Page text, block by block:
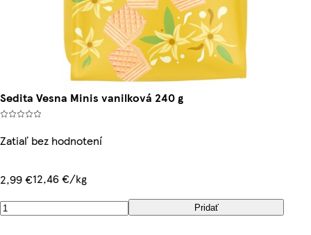
Sedita Vesna Minis vanilková 240 g
Zatiaľ bez hodnotení
2,99 €12,46 €/kg
Pridať